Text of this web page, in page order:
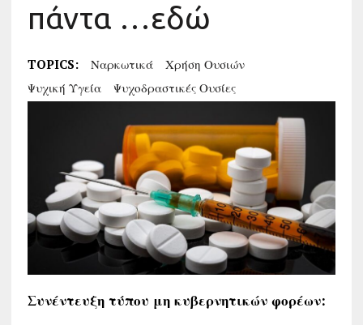
πάντα …εδώ
TOPICS: Ναρκωτικά
Χρήση Ουσιών
Ψυχική Υγεία
Ψυχοδραστικές Ουσίες
Συνέντευξη τύπου μη κυβερνητικών φορέων: